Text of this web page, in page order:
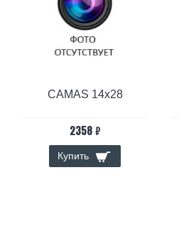
CAMAS 14x28
2358 ₽
Купить